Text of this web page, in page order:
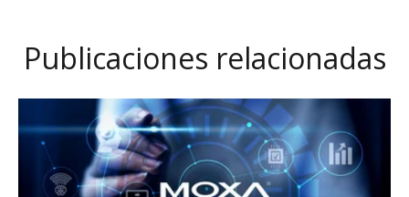
Publicaciones relacionadas